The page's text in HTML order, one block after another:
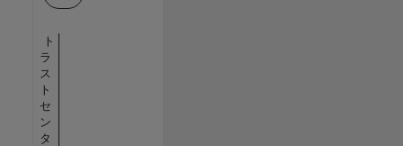
ト
ラ
ス
ト
セ
ン
タ